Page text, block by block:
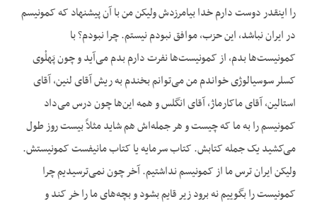
را اینقدر دوست دارم خدا بیامرزدش ولیکن من با آن پیشنهاد که کمونیسم
در ایران نباشد، این حزب، موافق نبودم نیستم. چرا نبودم؟ با
کمونیست‌ها بدم، از کمونیست‌ها نفرت دارم بدم می‌آید و چون پَهلْوی
کسلر سوسیالوژی خواندم من می‌توانم بخندم به ریش آقای لنین، آقای
استالین، آقای ماکارماژ، آقای انگلس و همه این‌ها چون درس می‌داد
کمونیسم را به ما که چیست و هر جمله‌اش هم شاید مثلاً بیست روز طول
می‌کشید یک جمله کتابش. کتاب سرمایه یا کتاب مانیفست کمونیستش.
ولیکن ایران ترس ما از کمونیسم نداشتیم. آخر چون نمی‌ترسیدیم چرا
کمونیست را بگوییم نه برود زیر قایم بشود و بچه‌های ما را خر کند و